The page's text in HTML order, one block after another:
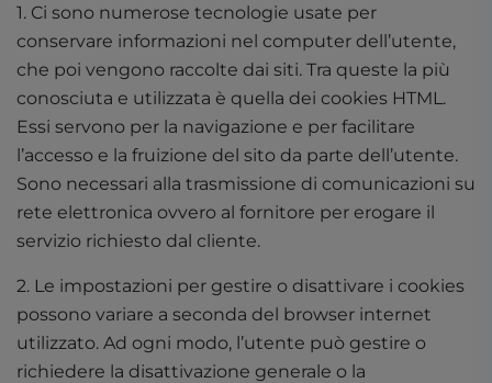
1. Ci sono numerose tecnologie usate per
conservare informazioni nel computer dell’utente,
che poi vengono raccolte dai siti. Tra queste la più
conosciuta e utilizzata è quella dei cookies HTML.
Essi servono per la navigazione e per facilitare
l’accesso e la fruizione del sito da parte dell’utente.
Sono necessari alla trasmissione di comunicazioni su
rete elettronica ovvero al fornitore per erogare il
servizio richiesto dal cliente.
2. Le impostazioni per gestire o disattivare i cookies
possono variare a seconda del browser internet
utilizzato. Ad ogni modo, l’utente può gestire o
richiedere la disattivazione generale o la